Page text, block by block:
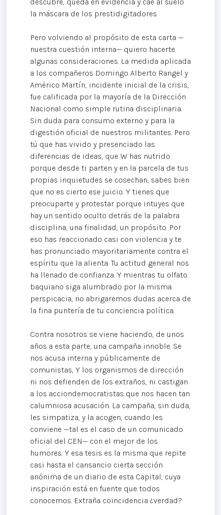
la máscara de los prestidigitadores.
Pero volviendo al propósito de esta carta —
nuestra cuestión interna— quiero hacerte
algunas consideraciones. La medida aplicada
a los compañeros Domingo Alberto Rangel y
Américo Martín, incidente inicial de la crisis,
fue calificada por la mayoría de la Dirección
Nacional como simple rutina disciplinaria.
Sin duda para consumo externo y para la
digestión oficial de nuestros militantes. Pero
tú que has vivido y presenciado las
diferencias de ideas, que W has nutrido
porque desde ti parten y en la parcela de tus
propias inquietudes se cosechan, sabes bien
que no es cierto ese juicio. Y tienes que
preocuparte y protestar porque intuyes que
hay un sentido oculto detrás de la palabra
disciplina, una finalidad, un propósito. Por
eso has reaccionado casi con violencia y te
has pronunciado mayoritariamente contra el
espíritu que la alienta. Tu actitud general nos
ha llenado de confianza. Y mientras tu olfato
baquiano siga alumbrado por la misma
perspicacia, no abrigaremos dudas acerca de
la fina puntería de tu conciencia política.
Contra nosotros se viene haciendo, de unos
años a esta parte, una campaña innoble. Se
nos acusa interna y públicamente de
comunistas, Y los organismos de dirección
ni nos defienden de los extraños, ni castigan
a los acciondemocratistas que nos hacen tan
calumniosa acusación. La campaña, sin duda,
les simpatiza, y la acogen, cuando les
conviene —tal es el caso de un comunicado
oficial del CEN— con el mejor de los
humores. Y esa tesis es la misma que repite
casi hasta el cansancio cierta sección
anónima de un diario de esta Capital, cuya
inspiración está en fuente que todos
conocemos. Extraña coincidencia ¿verdad?